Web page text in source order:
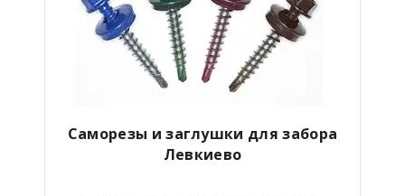
Саморезы и заглушки для забора
Левкиево